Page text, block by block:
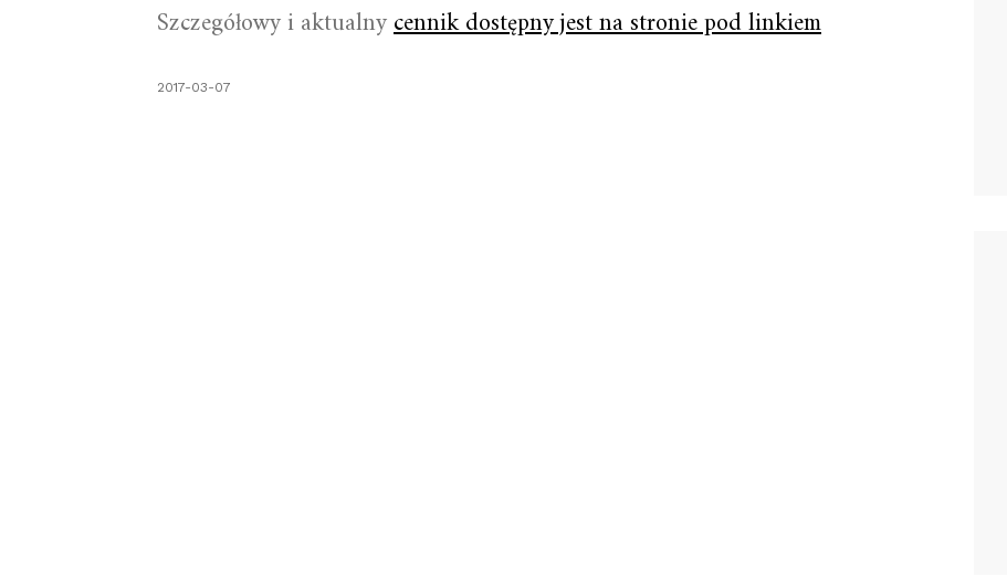
Szczegółowy i aktualnycennik dostępny jest na stronie pod linkiem
2017-03-07